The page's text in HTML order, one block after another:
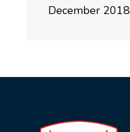
December 2018